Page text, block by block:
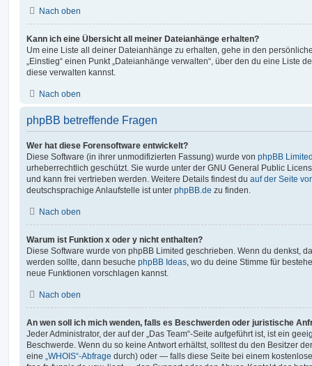
Nach oben
Kann ich eine Übersicht all meiner Dateianhänge erhalten?
Um eine Liste all deiner Dateianhänge zu erhalten, gehe in den
„Einstieg“ einen Punkt „Dateianhänge verwalten“, über den du eine Liste
diese verwalten kannst.
Nach oben
phpBB betreffende Fragen
Wer hat diese Forensoftware entwickelt?
Diese Software (in ihrer unmodifizierten Fassung) wurde von phpBB
urheberrechtlich geschützt. Sie wurde unter der GNU General Public
und kann frei vertrieben werden. Weitere Details findest du auf der Seite
deutschsprachige Anlaufstelle ist unter phpBB.de zu finden.
Nach oben
Warum ist Funktion x oder y nicht enthalten?
Diese Software wurde von phpBB Limited geschrieben. Wenn du denkst,
werden sollte, dann besuche phpBB Ideas , wo du deine Stimme für
neue Funktionen vorschlagen kannst.
Nach oben
An wen soll ich mich wenden, falls es Beschwerden oder juristische
Jeder Administrator, der auf der „Das Team“-Seite aufgeführt ist, ist ein
Beschwerde. Wenn du so keine Antwort erhältst, solltest du den Besitzer
eine „WHOIS“-Abfrage durch) oder — falls diese Seite bei einem